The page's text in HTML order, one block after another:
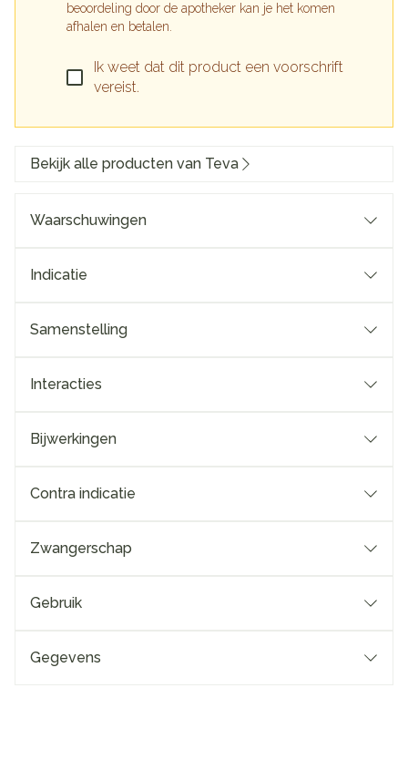
beoordeling door de apotheker kan je het komen
afhalen en betalen.
Ik weet dat dit product een voorschrift
vereist.
Bekijk alle producten van Teva
Waarschuwingen
Indicatie
Samenstelling
Interacties
Bijwerkingen
Contra indicatie
Zwangerschap
Gebruik
Gegevens